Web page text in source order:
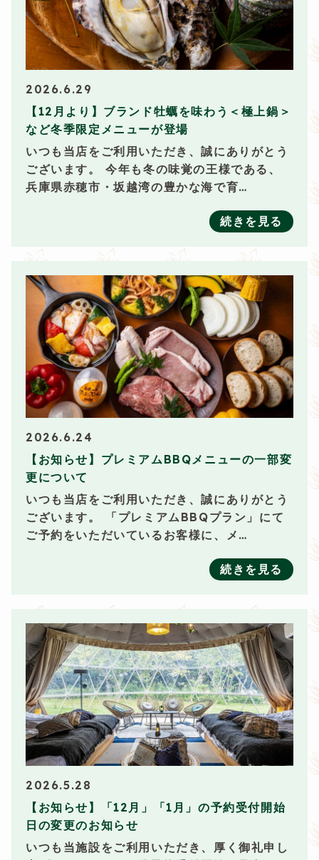
2026.6.29
【12月より】ブランド牡蠣を味わう＜極上鍋＞
など冬季限定メニューが登場
いつも当店をご利用いただき、誠にありがとう
ございます。 今年も冬の味覚の王様である、
兵庫県赤穂市・坂越湾の豊かな海で育…
続きを見る
2026.6.24
【お知らせ】プレミアムBBQメニューの一部変
更について
いつも当店をご利用いただき、誠にありがとう
ございます。 「プレミアムBBQプラン」にて
ご予約をいただいているお客様に、メ…
続きを見る
2026.5.28
【お知らせ】「12月」「1月」の予約受付開始
日の変更のお知らせ
いつも当施設をご利用いただき、厚く御礼申し